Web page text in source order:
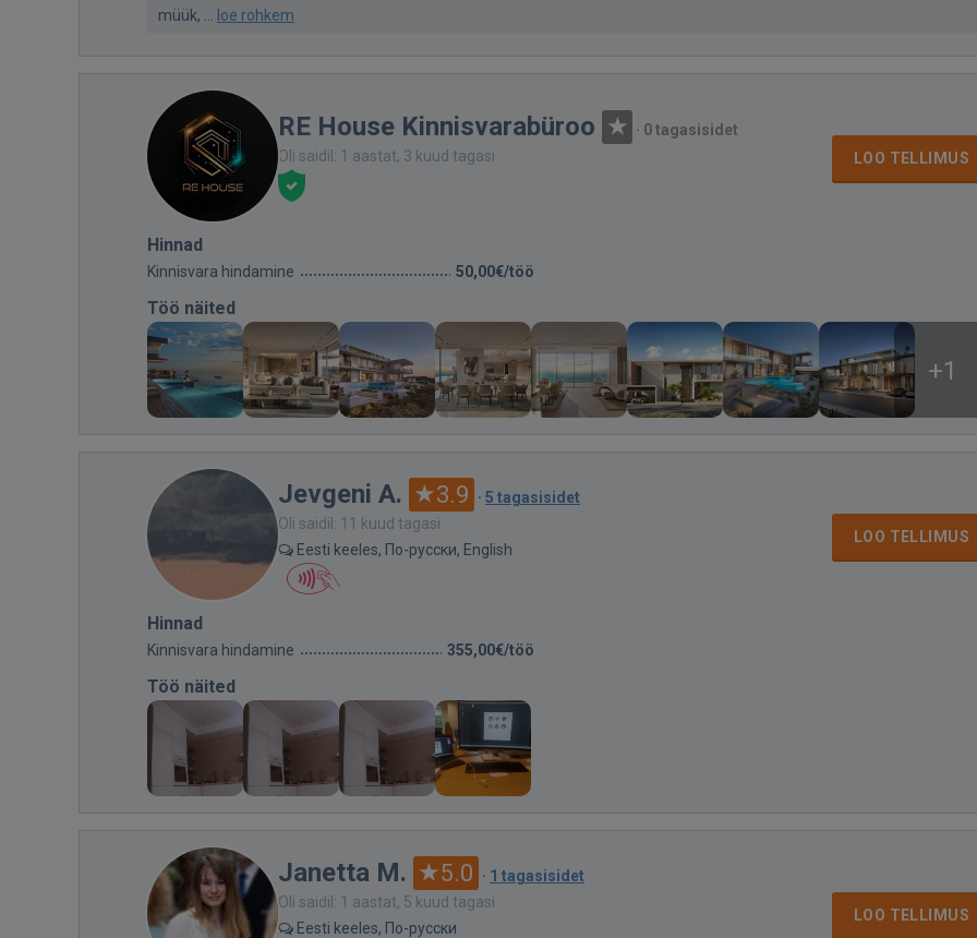
müük, ...
loe rohkem
RE House Kinnisvarabüroo · 0 tagasisidet
Oli saidil: 1 aastat, 3 kuud tagasi
LOO TELLIMUS
Hinnad
Kinnisvara hindamine 50,00€/töö
Töö näited
+1
Jevgeni A. 3.9 · 5 tagasisidet
Oli saidil: 11 kuud tagasi
Eesti keeles, По-русски, English
LOO TELLIMUS
Hinnad
Kinnisvara hindamine 355,00€/töö
Töö näited
Janetta M. 5.0 · 1 tagasisidet
Oli saidil: 1 aastat, 5 kuud tagasi
Eesti keeles, По-русски
LOO TELLIMUS